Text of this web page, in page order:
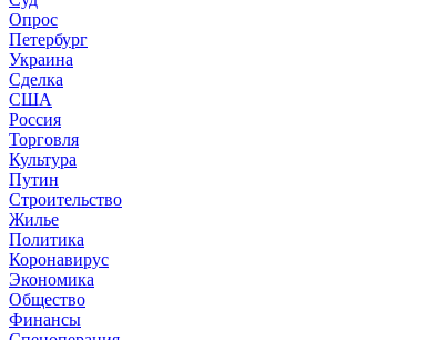
Опрос
Петербург
Украина
Сделка
США
Россия
Торговля
Культура
Путин
Строительство
Жилье
Политика
Коронавирус
Экономика
Общество
Финансы